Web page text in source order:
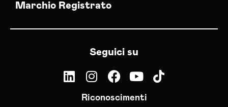
Marchio Registrato
Seguici su
Riconoscimenti